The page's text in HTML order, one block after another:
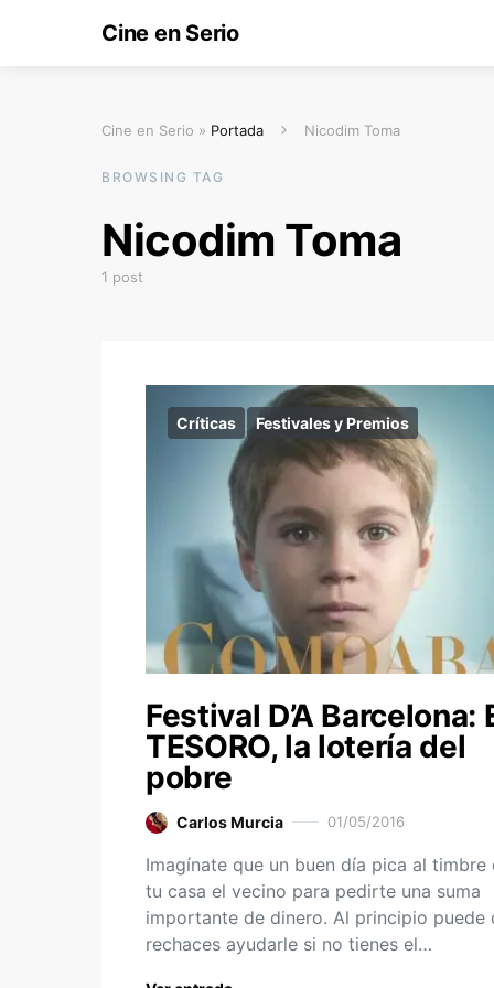
Cine en Serio
Cine en Serio » Portada Nicodim Toma
BROWSING TAG
Nicodim Toma
1 post
Críticas Festivales y Premios
Festival D’A Barcelona:
TESORO, la lotería del
pobre
Carlos Murcia 01/05/2016
Imagínate que un buen día pica al timbre
tu casa el vecino para pedirte una suma
importante de dinero. Al principio puede
rechaces ayudarle si no tienes el…